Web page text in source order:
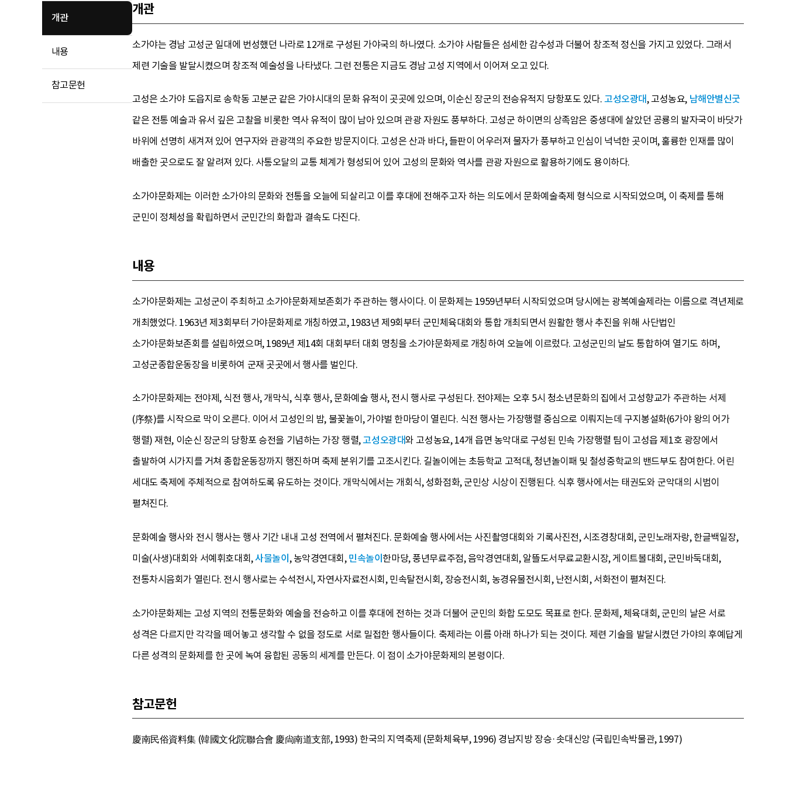
개관
내용
참고문헌
개관
소가야는 경남 고성군 일대에 번성했던 나라로 12개로 구성된 가야국의 하나였다. 소가야 사람들은 섬세한 감수성과 더불어 창조적 정신을 가지고 있었다. 그래서
제련 기술을 발달시켰으며 창조적 예술성을 나타냈다. 그런 전통은 지금도 경남 고성 지역에서 이어져 오고 있다.
고성은 소가야 도읍지로 송학동 고분군 같은 가야시대의 문화 유적이 곳곳에 있으며, 이순신 장군의 전승유적지 당항포도 있다.고성오광대, 고성농요, 남해안별신굿
같은 전통 예술과 유서 깊은 고찰을 비롯한 역사 유적이 많이 남아 있으며 관광 자원도 풍부하다. 고성군 하이면의 상족암은 중생대에 살았던 공룡의 발자국이 바닷가
바위에 선명히 새겨져 있어 연구자와 관광객의 주요한 방문지이다. 고성은 산과 바다, 들판이 어우러져 물자가 풍부하고 인심이 넉넉한 곳이며, 훌륭한 인재를 많이
배출한 곳으로도 잘 알려져 있다. 사통오달의 교통 체계가 형성되어 있어 고성의 문화와 역사를 관광 자원으로 활용하기에도 용이하다.
소가야문화제는 이러한 소가야의 문화와 전통을 오늘에 되살리고 이를 후대에 전해주고자 하는 의도에서 문화예술축제 형식으로 시작되었으며, 이 축제를 통해
군민이 정체성을 확립하면서 군민간의 화합과 결속도 다진다.
내용
소가야문화제는 고성군이 주최하고 소가야문화제보존회가 주관하는 행사이다. 이 문화제는 1959년부터 시작되었으며 당시에는 광복예술제라는 이름으로 격년제로
개최했었다. 1963년 제3회부터 가야문화제로 개칭하였고, 1983년 제9회부터 군민체육대회와 통합 개최되면서 원활한 행사 추진을 위해 사단법인
소가야문화보존회를 설립하였으며, 1989년 제14회 대회부터 대회 명칭을 소가야문화제로 개칭하여 오늘에 이르렀다. 고성군민의 날도 통합하여 열기도 하며,
고성군종합운동장을 비롯하여 군재 곳곳에서 행사를 벌인다.
소가야문화제는 전야제, 식전 행사, 개막식, 식후 행사, 문화예술 행사, 전시 행사로 구성된다. 전야제는 오후 5시 청소년문화의 집에서 고성향교가 주관하는 서제
(序祭)를 시작으로 막이 오른다. 이어서 고성인의 밤, 불꽃놀이, 가야벌 한마당이 열린다. 식전 행사는 가장행렬 중심으로 이뤄지는데 구지봉설화(6가야 왕의 어가
행렬) 재현, 이순신 장군의 당항포 승전을 기념하는 가장 행렬,고성오광대와 고성농요, 14개 읍면 농악대로 구성된 민속 가장행렬 팀이 고성읍 제1호 광장에서
출발하여 시가지를 거쳐 종합운동장까지 행진하며 축제 분위기를 고조시킨다. 길놀이에는 초등학교 고적대, 청년놀이패 및 철성중학교의 밴드부도 참여한다. 어린
세대도 축제에 주체적으로 참여하도록 유도하는 것이다. 개막식에서는 개회식, 성화점화, 군민상 시상이 진행된다. 식후 행사에서는 태권도와 군악대의 시범이
펼쳐진다.
문화예술 행사와 전시 행사는 행사 기간 내내 고성 전역에서 펼쳐진다. 문화예술 행사에서는 사진촬영대회와 기록사진전, 시조경창대회, 군민노래자랑, 한글백일장,
미술(사생)대회와 서예휘호대회,사물놀이 , 농악경연대회,민속놀이 한마당, 풍년무료주점, 음악경연대회, 알뜰도서무료교환시장, 게이트볼대회, 군민바둑대회,
전통차시음회가 열린다. 전시 행사로는 수석전시, 자연사자료전시회, 민속탈전시회, 장승전시회, 농경유물전시회, 난전시회, 서화전이 펼쳐진다.
소가야문화제는 고성 지역의 전통문화와 예술을 전승하고 이를 후대에 전하는 것과 더불어 군민의 화합 도모도 목표로 한다. 문화제, 체육대회, 군민의 날은 서로
성격은 다르지만 각각을 떼어놓고 생각할 수 없을 정도로 서로 밀접한 행사들이다. 축제라는 이름 아래 하나가 되는 것이다. 제련 기술을 발달시켰던 가야의 후예답게
다른 성격의 문화제를 한 곳에 녹여 융합된 공동의 세계를 만든다. 이 점이 소가야문화제의 본령이다.
참고문헌
慶南民俗資料集 (韓國文化院聯合會 慶尙南道支部, 1993) 한국의 지역축제 (문화체육부, 1996) 경남지방 장승·솟대신앙 (국립민속박물관, 1997)